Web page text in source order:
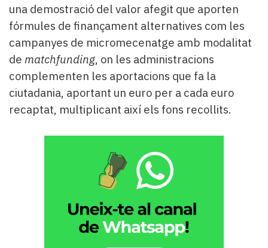
una demostració del valor afegit que aporten
fórmules de finançament alternatives com les
campanyes de micromecenatge amb modalitat
de matchfunding, on les administracions
complementen les aportacions que fa la
ciutadania, aportant un euro per a cada euro
recaptat, multiplicant així els fons recollits.